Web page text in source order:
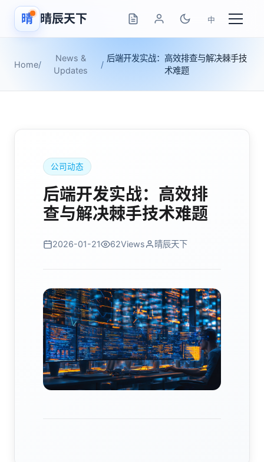
晴 晴辰天下 中
Home/
News &
Updates
/
后端开发实战：高效排查与解决棘手技
术难题
公司动态
后端开发实战：高效排
查与解决棘手技术难题
2026-01-21 62Views 晴辰天下